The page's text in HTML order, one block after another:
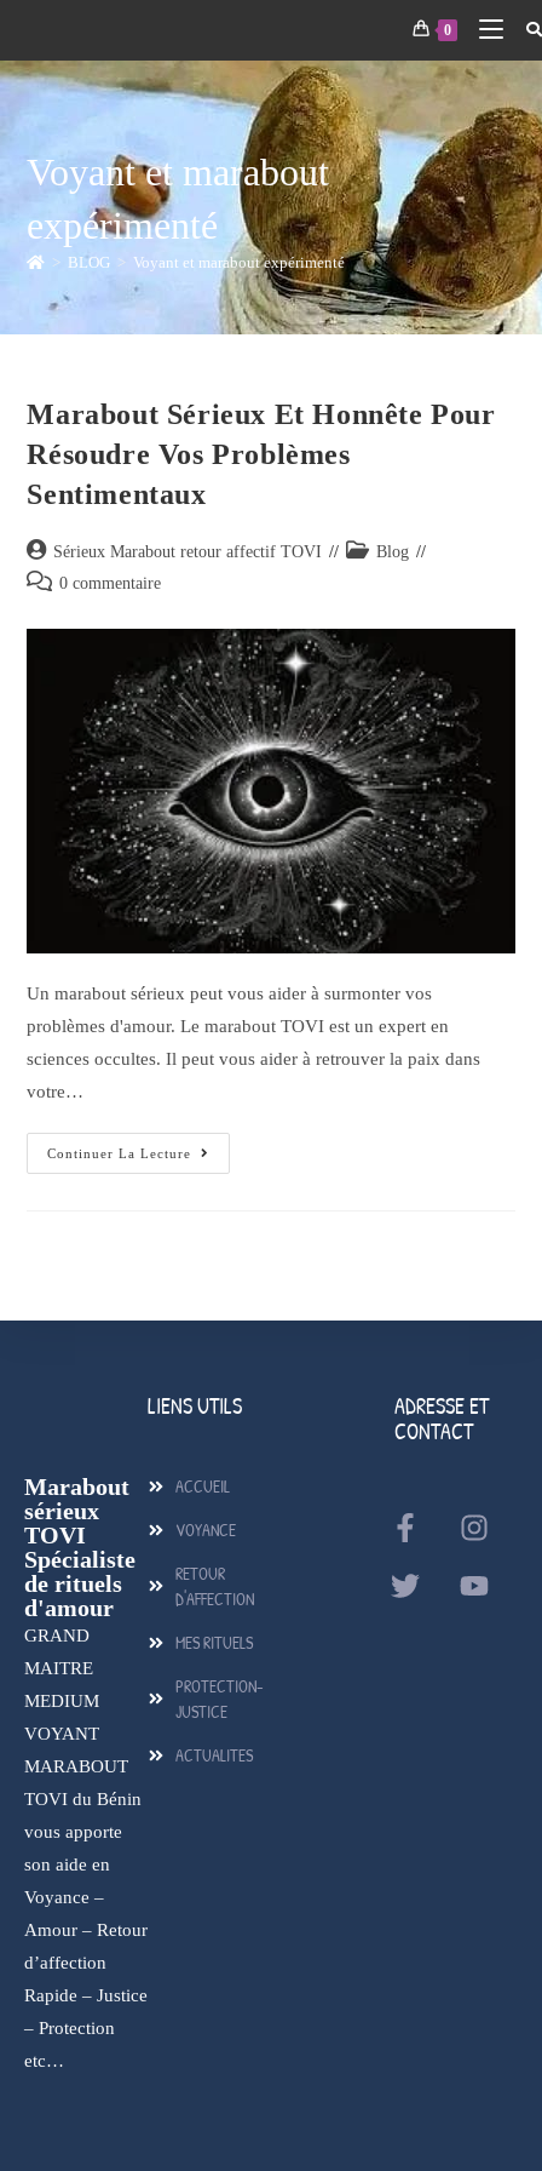
0
Voyant et marabout
expérimenté
> BLOG > Voyant et marabout expérimenté
Marabout Sérieux Et Honnête Pour
Résoudre Vos Problèmes
Sentimentaux
Sérieux Marabout retour affectif TOVI
Blog
0 commentaire
Un marabout sérieux peut vous aider à surmonter vos
problèmes d'amour. Le marabout TOVI est un expert en
sciences occultes. Il peut vous aider à retrouver la paix dans
votre…
Continuer La Lecture
Marabout
sérieux
TOVI
Spécialiste
de rituels
d'amour
GRAND
MAITRE
MEDIUM
VOYANT
MARABOUT
TOVI du Bénin
vous apporte
son aide en
Voyance –
Amour – Retour
d’affection
Rapide – Justice
– Protection
etc…
LIENS UTILS
ACCUEIL
VOYANCE
RETOUR
D'AFFECTION
MES RITUELS
PROTECTION-
JUSTICE
ACTUALITES
ADRESSE ET
CONTACT